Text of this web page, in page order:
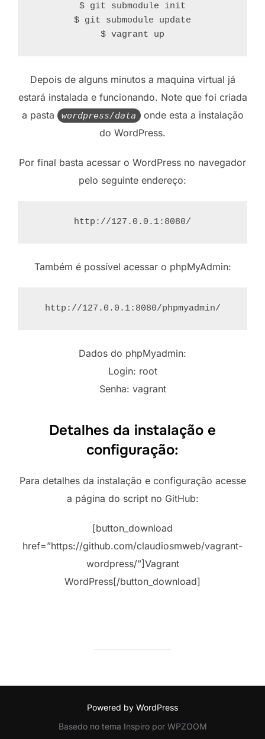
$ git submodule init
$ git submodule update
$ vagrant up
Depois de alguns minutos a maquina virtual já
estará instalada e funcionando. Note que foi criada
a pasta
wordpress/data onde esta a instalação
do WordPress.
Por final basta acessar o WordPress no navegador
pelo seguinte endereço:
http://127.0.0.1:8080/
Também é possível acessar o phpMyAdmin:
http://127.0.0.1:8080/phpmyadmin/
Dados do phpMyadmin:
Login: root
Senha: vagrant
Detalhes da instalação e
configuração:
Para detalhes da instalação e configuração acesse
a página do script no GitHub:
[button_download
href=”https://github.com/claudiosmweb/vagrant-
wordpress/”]Vagrant
WordPress[/button_download]
Powered by WordPress
Basedo no tema Inspiro por WPZOOM